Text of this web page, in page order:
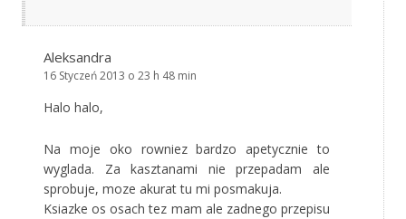
Aleksandra
16 Styczeń 2013 o 23 h 48 min
Halo halo,
Na moje oko rowniez bardzo apetycznie to
wyglada. Za kasztanami nie przepadam ale
sprobuje, moze akurat tu mi posmakuja.
Ksiazke os osach tez mam ale zadnego przepisu